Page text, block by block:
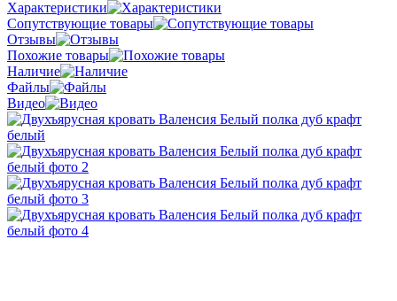
Характеристики
Сопутствующие товары
Отзывы
Похожие товары
Наличие
Файлы
Видео